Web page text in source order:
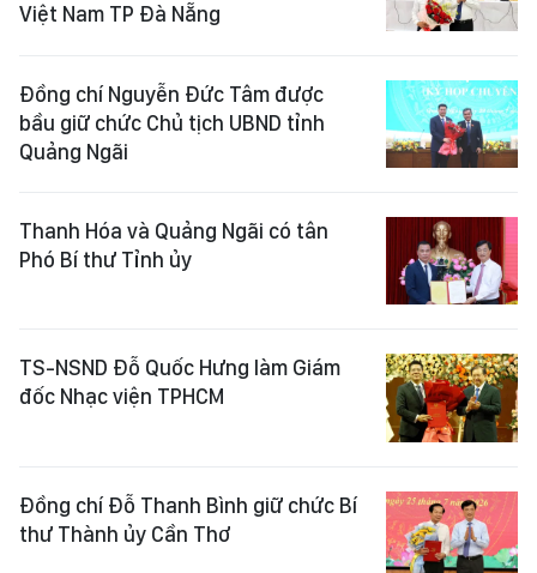
Việt Nam TP Đà Nẵng
Đồng chí Nguyễn Đức Tâm được
bầu giữ chức Chủ tịch UBND tỉnh
Quảng Ngãi
Thanh Hóa và Quảng Ngãi có tân
Phó Bí thư Tỉnh ủy
TS-NSND Đỗ Quốc Hưng làm Giám
đốc Nhạc viện TPHCM
Đồng chí Đỗ Thanh Bình giữ chức Bí
thư Thành ủy Cần Thơ